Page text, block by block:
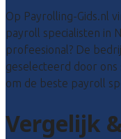
Op Payrolling-Gids.nl
payroll specialisten in
profeesional? De
geselecteerd door ons
om de beste payroll
Vergelijk